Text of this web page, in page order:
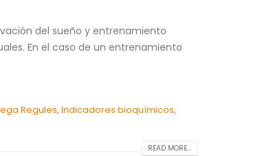
del sueño y entrenamiento
En el caso de un entrenamiento
Regules, Indicadores bioquímicos,
READ MORE...